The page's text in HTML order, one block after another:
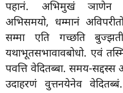
पहानं. अभिमुखं ञाणेन
अभिसमयो, धम्मानं
सम्मा एति गच्छति
यथाभूतसभावावबोधो. एवं
पवत्ति वेदितब्बा. समय-
उदाहरणं वुत्तनयेनेव